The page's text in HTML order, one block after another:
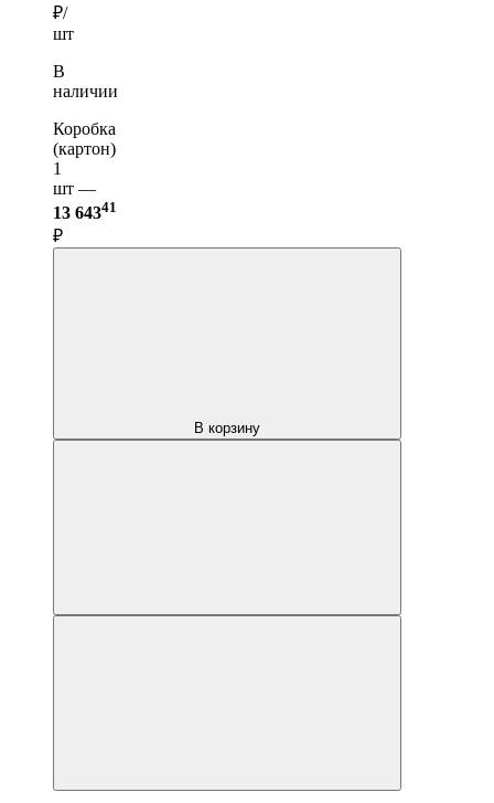
₽/
шт
В
наличии
Коробка
(картон)
1
шт —
13 64341
₽
В корзину